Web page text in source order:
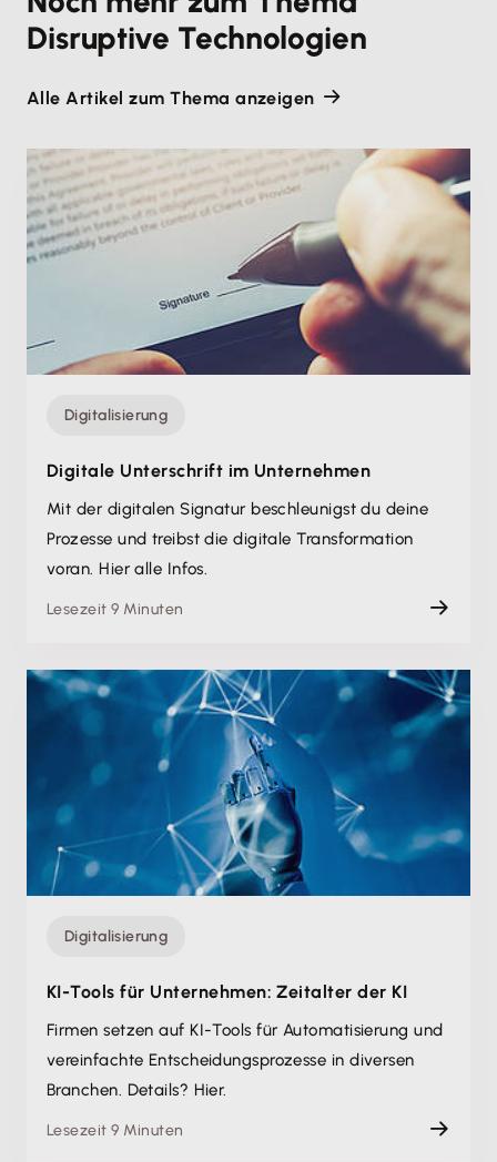
Disruptive Technologien
Alle Artikel zum Thema anzeigen
Digitalisierung
Digitale Unterschrift im Unternehmen
Mit der digitalen Signatur beschleunigst du deine
Prozesse und treibst die digitale Transformation
voran. Hier alle Infos.
Lesezeit 9 Minuten
Digitalisierung
KI-Tools für Unternehmen: Zeitalter der KI
Firmen setzen auf KI-Tools für Automatisierung und
vereinfachte Entscheidungs­prozesse in diversen
Branchen. Details? Hier.
Lesezeit 9 Minuten